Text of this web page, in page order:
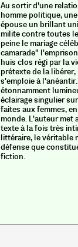
Au sortir d'une
homme politique,
épouse un brillant
milite contre toutes
peine le mariage
camarade"
huis clos régi par la
prétexte de la
s'emploie à
étonnamment
éclairage singulier
faites aux femmes,
monde. L'auteur met
texte à la fois très
littéraire, le véritable
défense que
fiction.